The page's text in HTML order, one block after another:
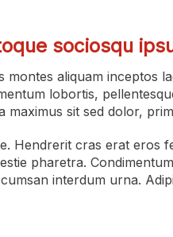
sociosqu
montes aliquam
lobortis,
maximus sit sed dolor,
Hendrerit cras erat
pharetra.
interdum urna.